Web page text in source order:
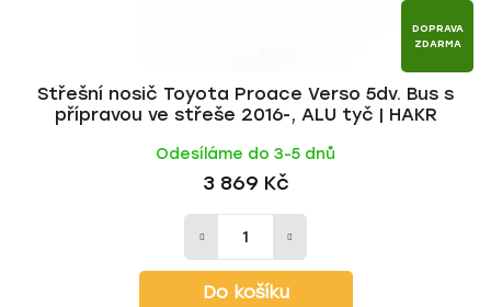
DOPRAVA
ZDARMA
Střešní nosič Toyota Proace Verso 5dv. Bus s
přípravou ve střeše 2016-, ALU tyč | HAKR
Odesíláme do 3-5 dnů
3 869 Kč
Do košíku